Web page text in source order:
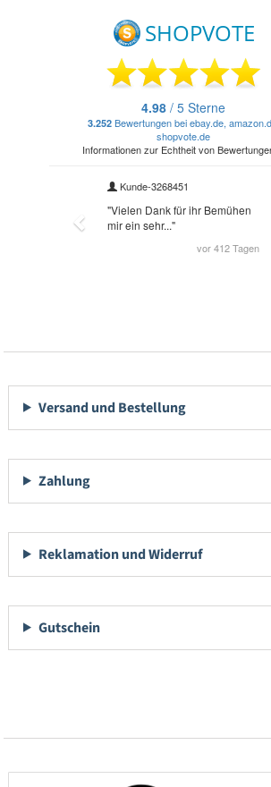
Versand und Bestellung
Zahlung
Reklamation und Widerruf
Gutschein